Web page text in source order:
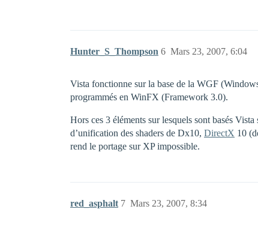
Hunter_S_Thompson Mars 23, 2007, 6:04
6
Vista fonctionne sur la base de la WGF
programmés en WinFX (Framework 3.0).
Hors ces 3 éléments sur lesquels sont basés
d’unification des shaders de Dx10, DirectX 10
rend le portage sur XP impossible.
red_asphalt Mars 23, 2007, 8:34
7